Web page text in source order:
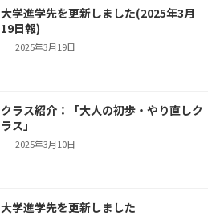
大学進学先を更新しました(2025年3月
19日報)
2025年3月19日
クラス紹介：「大人の初歩・やり直しク
ラス」
2025年3月10日
大学進学先を更新しました